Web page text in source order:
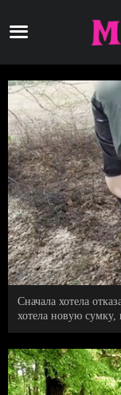
23 734
Сначала хотела
хотела новую сумку,